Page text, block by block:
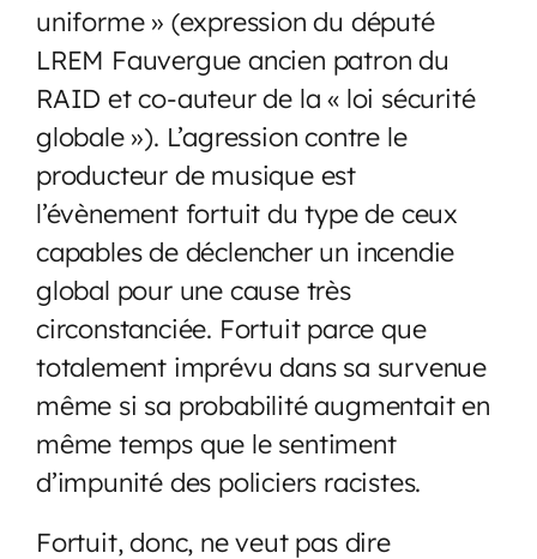
uniforme » (expression du député
LREM Fauvergue ancien patron du
RAID et co-auteur de la « loi sécurité
globale »). L’agression contre le
producteur de musique est
l’évènement fortuit du type de ceux
capables de déclencher un incendie
global pour une cause très
circonstanciée. Fortuit parce que
totalement imprévu dans sa survenue
même si sa probabilité augmentait en
même temps que le sentiment
d’impunité des policiers racistes.
Fortuit, donc, ne veut pas dire